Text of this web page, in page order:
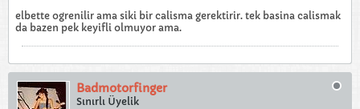
elbette ogrenilir ama siki bir calisma gerektirir. tek basina calismak
da bazen pek keyifli olmuyor ama.
Badmotorfinger
Sınırlı Üyelik